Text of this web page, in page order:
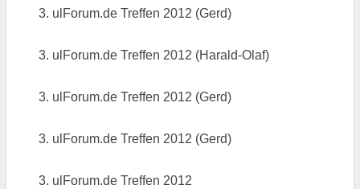
3. ulForum.de Treffen 2012 (Gerd)
3. ulForum.de Treffen 2012 (Harald-Olaf)
3. ulForum.de Treffen 2012 (Gerd)
3. ulForum.de Treffen 2012 (Gerd)
3. ulForum.de Treffen 2012